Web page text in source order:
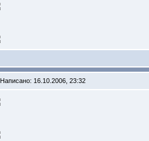
Написано: 16.10.2006, 23:32